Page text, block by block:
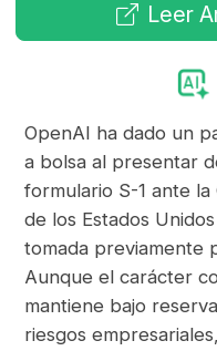
Leer
OpenAI ha dado un
a bolsa al presentar
formulario S-1 ante la
de los Estados
tomada previamente
Aunque el carácter
mantiene bajo
riesgos